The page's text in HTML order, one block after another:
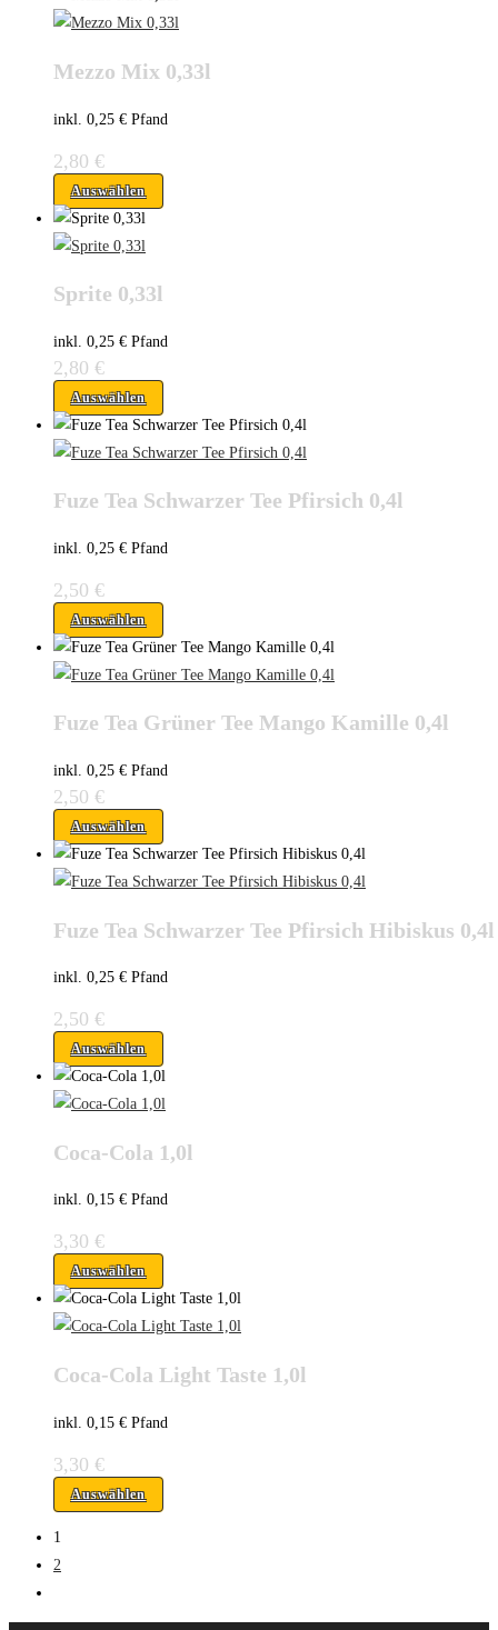
Mezzo Mix 0,33l
inkl. 0,25 € Pfand
2,80 €
Auswählen
Sprite 0,33l
inkl. 0,25 € Pfand
2,80 €
Auswählen
Fuze Tea Schwarzer Tee Pfirsich 0,4l
inkl. 0,25 € Pfand
2,50 €
Auswählen
Fuze Tea Grüner Tee Mango Kamille 0,4l
inkl. 0,25 € Pfand
2,50 €
Auswählen
Fuze Tea Schwarzer Tee Pfirsich Hibiskus 0,4l
inkl. 0,25 € Pfand
2,50 €
Auswählen
Coca-Cola 1,0l
inkl. 0,15 € Pfand
3,30 €
Auswählen
Coca-Cola Light Taste 1,0l
inkl. 0,15 € Pfand
3,30 €
Auswählen
1
2